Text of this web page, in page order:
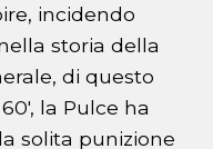
incidendo
storia della
di questo
la Pulce ha
solita punizione